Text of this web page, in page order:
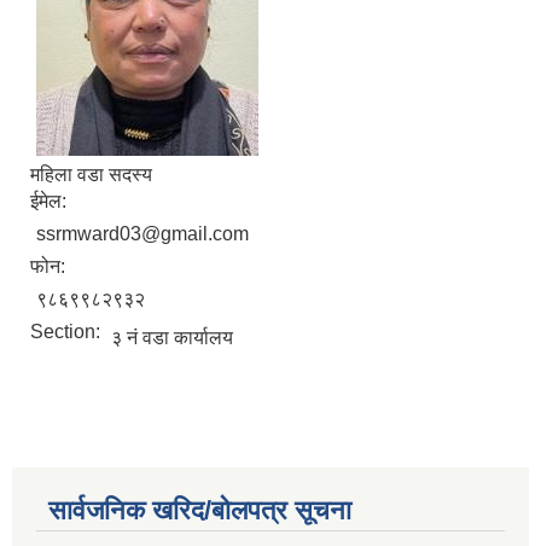
महिला वडा सदस्य
ईमेल:
ssrmward03@gmail.com
फोन:
९८६९९८२९३२
Section:
३ नं वडा कार्यालय
सार्वजनिक खरिद/बोलपत्र सूचना